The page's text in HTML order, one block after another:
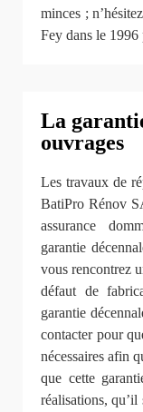
minces ;
Fey dans le 1996
La
ouvrages
Les travaux de
BatiPro Rénov
assurance
garantie
vous rencontrez
défaut de
garantie
contacter pour
nécessaires afin
que cette
réalisations, qu’il